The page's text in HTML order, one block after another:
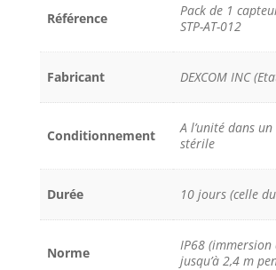
Référence
Pack de 1
STP-AT-012
Fabricant DEXCOM INC
Conditionnement
A l’unité dans
stérile
Durée 10 jours (celle
Norme
IP68 (immersion
jusqu’à 2,4 m